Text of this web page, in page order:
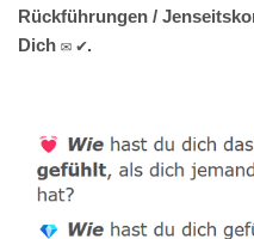
Rückführungen /
Dich ✉ ✔.